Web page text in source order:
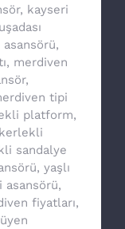
, kayseri
,
, merdiven
,
tipi
platform,
sandalye
, yaşlı
asansörü,
fiyatları,